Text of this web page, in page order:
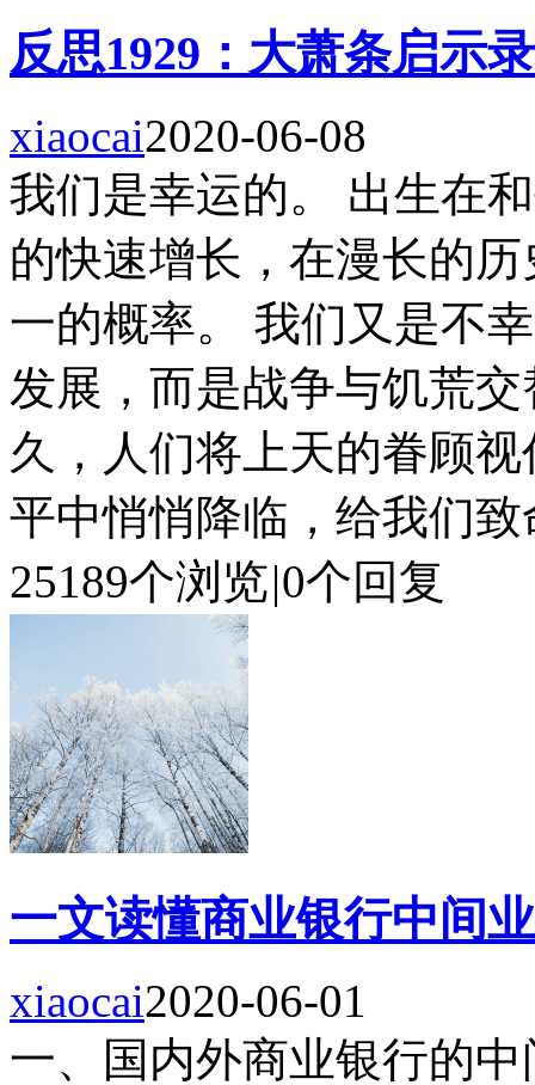
反思1929：大萧条启示录
xiaocai2020-06-08
我们是幸运的。 出生在
的快速增长，在漫长的
一的概率。 我们又是不
发展，而是战争与饥荒
久，人们将上天的眷顾
平中悄悄降临，给我们致
25189个浏览|0个回复
一文读懂商业银行中间
xiaocai2020-06-01
一、国内外商业银行的